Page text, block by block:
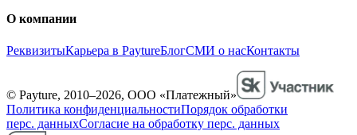
О компании
РеквизитыКарьера в PaytureБлогСМИ о насКонтакты
© Payture, 2010–2026, ООО «Платежный»
Политика конфиденциальностиПорядок обработки
перс. данныхСогласие на обработку перс. данных